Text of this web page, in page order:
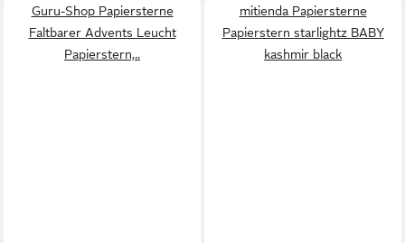
Guru-Shop Papiersterne
Faltbarer Advents Leucht
Papierstern,..
mitienda Papiersterne
Papierstern starlightz BABY
kashmir black